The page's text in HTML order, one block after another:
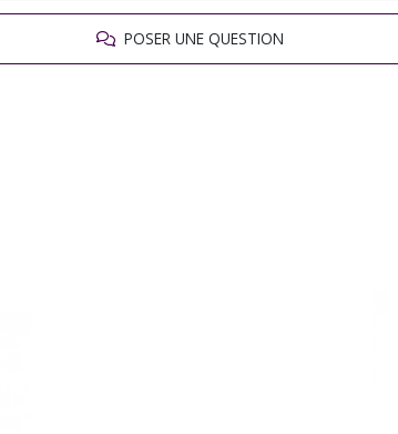
POSER UNE QUESTION